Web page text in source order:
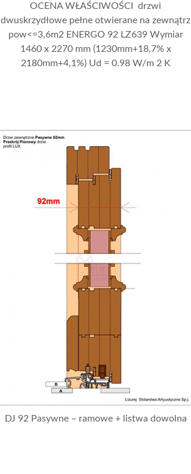
OCENA WŁAŚCIWOŚCI drzwi
dwuskrzydłowe pełne otwierane na zewnątrz
pow<=3,6m2 ENERGO 92 LZ639 Wymiar
1460 x 2270 mm (1230mm+18,7% x
2180mm+4,1%) Ud = 0.98 W/m 2 K
DJ 92 Pasywne – ramowe + listwa dowolna